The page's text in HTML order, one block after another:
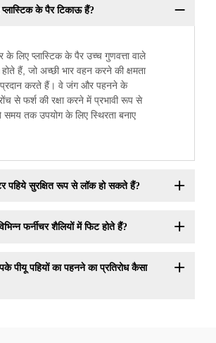
के पैर टिकाऊ हैं?
के लिए प्लास्टिक के पैर उच्च गुणवत्ता वाले
हैं, जो अच्छी भार वहन करने की क्षमता
करते हैं। वे जंग और पहनने के
से फर्श की रक्षा करने में प्रभावी रूप से
तक उपयोग के लिए स्थिरता बनाए
पहिये सुरक्षित रूप से लॉक हो सकते हैं?
फर्नीचर शैलियों में फिट होते हैं?
पीयू पहियों का पहनने का प्रतिरोध कैसा